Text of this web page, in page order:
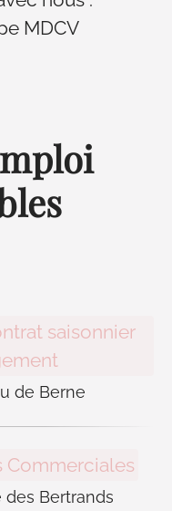
MDCV
saisonnier
de Berne
Commerciales
des Bertrands